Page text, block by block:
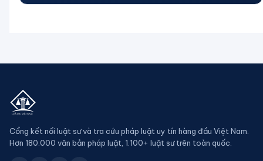
Cổng kết nối luật sư và tra cứu pháp luật uy tín hàng đầu Việt Nam.
Hơn 180.000 văn bản pháp luật, 1.100+ luật sư trên toàn quốc.